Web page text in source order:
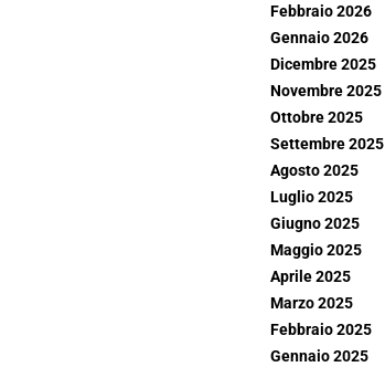
Febbraio 2026
Gennaio 2026
Dicembre 2025
Novembre 2025
Ottobre 2025
Settembre 2025
Agosto 2025
Luglio 2025
Giugno 2025
Maggio 2025
Aprile 2025
Marzo 2025
Febbraio 2025
Gennaio 2025